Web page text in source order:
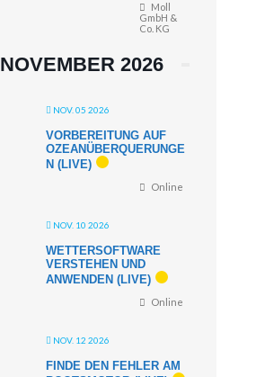
Moll
GmbH &
Co. KG
NOVEMBER 2026
NOV. 05 2026
VORBEREITUNG AUF
OZEANÜBERQUERUNGE
N (LIVE)
Online
NOV. 10 2026
WETTERSOFTWARE
VERSTEHEN UND
ANWENDEN (LIVE)
Online
NOV. 12 2026
FINDE DEN FEHLER AM